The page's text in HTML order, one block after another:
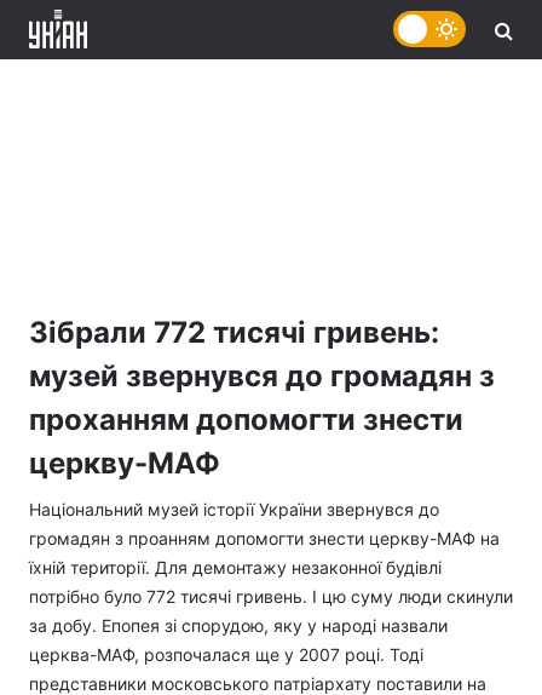
Зібрали 772 тисячі гривень:
музей звернувся до громадян з
проханням допомогти знести
церкву-МАФ
Національний музей історії України звернувся до
громадян з проанням допомогти знести церкву-МАФ на
їхній території. Для демонтажу незаконної будівлі
потрібно було 772 тисячі гривень. І цю суму люди скинули
за добу. Епопея зі спорудою, яку у народі назвали
церква-МАФ, розпочалася ще у 2007 році. Тоді
представники московського патріархату поставили на